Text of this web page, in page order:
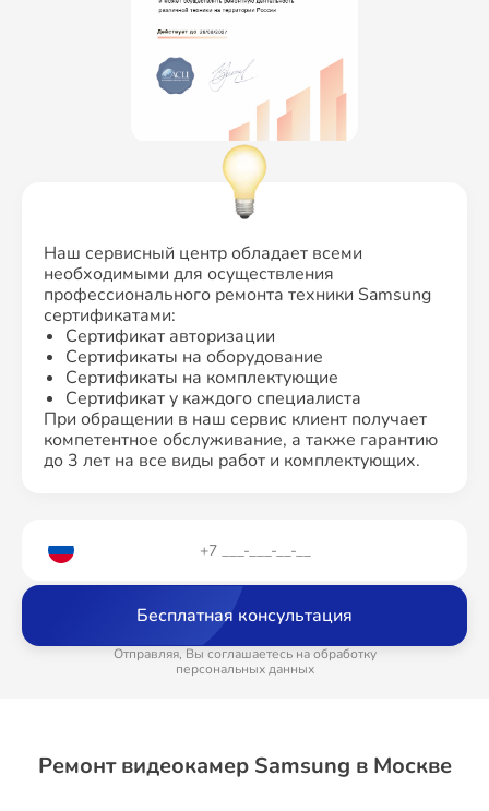
Наш сервисный центр обладает всеми
необходимыми для осуществления
профессионального ремонта техники Samsung
сертификатами:
Сертификат авторизации
Сертификаты на оборудование
Сертификаты на комплектующие
Сертификат у каждого специалиста
При обращении в наш сервис клиент получает
компетентное обслуживание, а также гарантию
до 3 лет на все виды работ и комплектующих.
Бесплатная консультация
Отправляя, Вы соглашаетесь на обработку
персональных данных
Ремонт видеокамер Samsung в Москве